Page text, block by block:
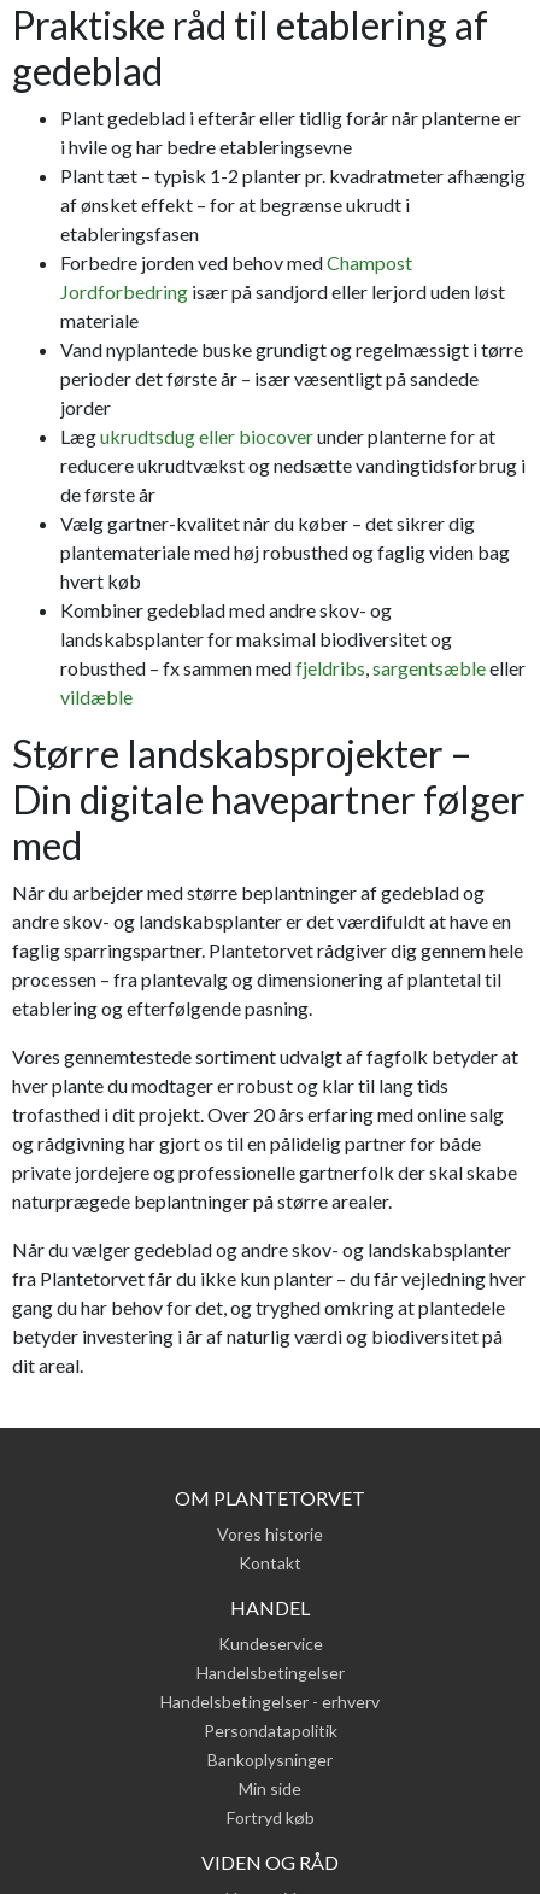
Praktiske råd til etablering af
gedeblad
Plant gedeblad i efterår eller tidlig forår når planterne er
i hvile og har bedre etableringsevne
Plant tæt – typisk 1-2 planter pr. kvadratmeter afhængig
af ønsket effekt – for at begrænse ukrudt i
etableringsfasen
Forbedre jorden ved behov medChampost
Jordforbedring især på sandjord eller lerjord uden løst
materiale
Vand nyplantede buske grundigt og regelmæssigt i tørre
perioder det første år – især væsentligt på sandede
jorder
Lægukrudtsdug eller biocoverunder planterne for at
reducere ukrudtvækst og nedsætte vandingtidsforbrug i
de første år
Vælg gartner-kvalitet når du køber – det sikrer dig
plantemateriale med høj robusthed og faglig viden bag
hvert køb
Kombiner gedeblad med andre skov- og
landskabsplanter for maksimal biodiversitet og
robusthed – fx sammen medfjeldribs,sargentsæbleeller
vildæble
Større landskabsprojekter –
Din digitale havepartner følger
med
Når du arbejder med større beplantninger af gedeblad og
andre skov- og landskabsplanter er det værdifuldt at have en
faglig sparringspartner. Plantetorvet rådgiver dig gennem hele
processen – fra plantevalg og dimensionering af plantetal til
etablering og efterfølgende pasning.
Vores gennemtestede sortiment udvalgt af fagfolk betyder at
hver plante du modtager er robust og klar til lang tids
trofasthed i dit projekt. Over 20 års erfaring med online salg
og rådgivning har gjort os til en pålidelig partner for både
private jordejere og professionelle gartnerfolk der skal skabe
naturprægede beplantninger på større arealer.
Når du vælger gedeblad og andre skov- og landskabsplanter
fra Plantetorvet får du ikke kun planter – du får vejledning hver
gang du har behov for det, og tryghed omkring at plantedele
betyder investering i år af naturlig værdi og biodiversitet på
dit areal.
OM PLANTETORVET
Vores historie
Kontakt
HANDEL
Kundeservice
Handelsbetingelser
Handelsbetingelser - erhverv
Persondatapolitik
Bankoplysninger
Min side
Fortryd køb
VIDEN OG RÅD